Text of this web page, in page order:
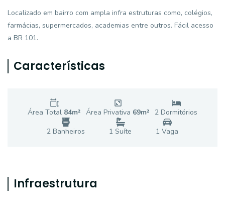
Localizado em bairro com ampla infra estruturas como, colégios,
farmácias, supermercados, academias entre outros. Fácil acesso
a BR 101.
Características
Área Total 84m² Área Privativa 69m² 2 Dormitórios
2 Banheiros 1 Suíte 1 Vaga
Infraestrutura